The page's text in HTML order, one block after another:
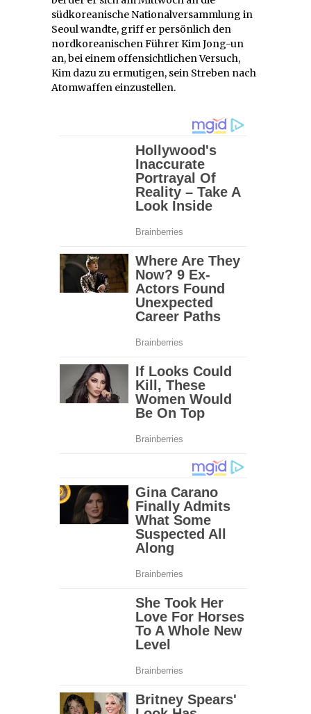
südkoreanische Nationalversammlung in
Seoul wandte, griff er persönlich den
nordkoreanischen Führer Kim Jong-un
an, bei einem offensichtlichen Versuch,
Kim dazu zu ermutigen, sein Streben nach
Atomwaffen einzustellen.